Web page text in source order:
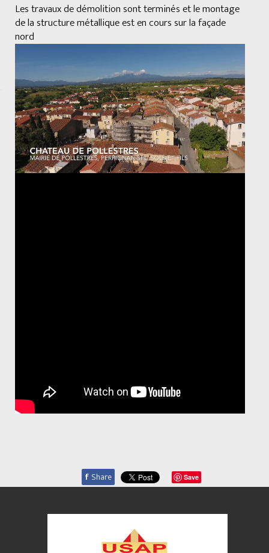
Les travaux de démolition sont terminés et le montage
de la structure métallique est en cours sur la façade
nord
f Share Save